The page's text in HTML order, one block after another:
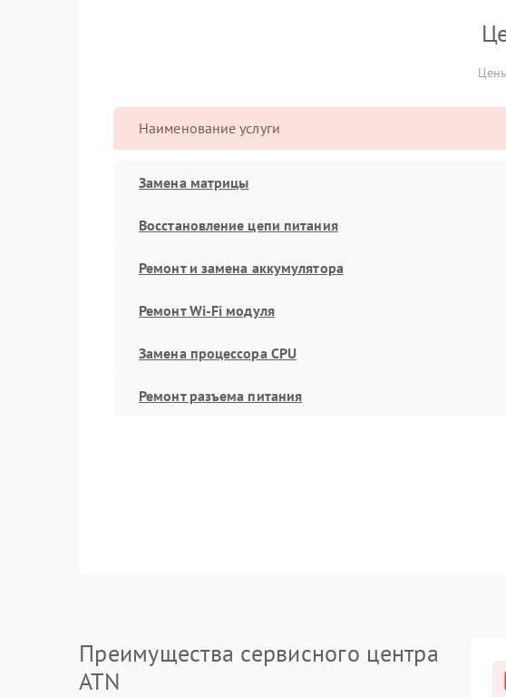
Наименование услуги
Замена матрицы
Восстановление цепи питания
Ремонт и замена аккумулятора
Ремонт Wi-Fi модуля
Замена процессора CPU
Ремонт разъема питания
Преимущества сервисного центра
ATN